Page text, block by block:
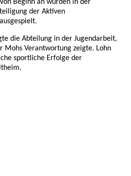
Von Beginn an wurden in der
der Aktiven
die Abteilung in der Jugendarbeit,
Mohs Verantwortung zeigte. Lohn
sportliche Erfolge der